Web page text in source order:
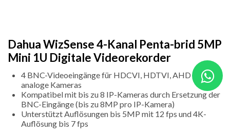
Dahua WizSense 4-Kanal Penta-brid 5MP
Mini 1U Digitale Videorekorder
4 BNC-Videoeingänge für HDCVI, HDTVI, AHD und
analoge Kameras
Kompatibel mit bis zu 8 IP-Kameras durch Ersetzung der
BNC-Eingänge (bis zu 8MP pro IP-Kamera)
Unterstützt Auflösungen bis 5MP mit 12 fps und 4K-
Auflösung bis 7 fps